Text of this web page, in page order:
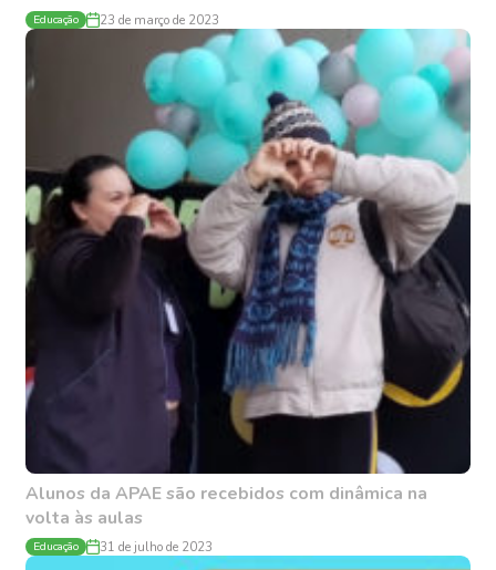
Educação 23 de março de 2023
Alunos da APAE são recebidos com dinâmica na
volta às aulas
Educação 31 de julho de 2023